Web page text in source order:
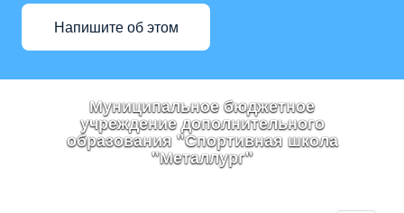
Напишите об этом
Муниципальное бюджетное
учреждение дополнительного
образования "Спортивная школа
"Металлург"